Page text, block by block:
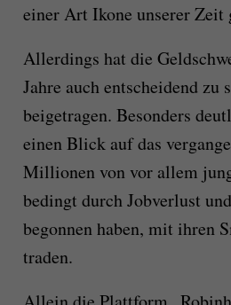
einer Art Ikone unserer Zeit
Allerdings hat die
Jahre auch entscheidend zu
beigetragen. Besonders
einen Blick auf das
Millionen von vor allem
bedingt durch Jobverlust
begonnen haben, mit ihren
traden.